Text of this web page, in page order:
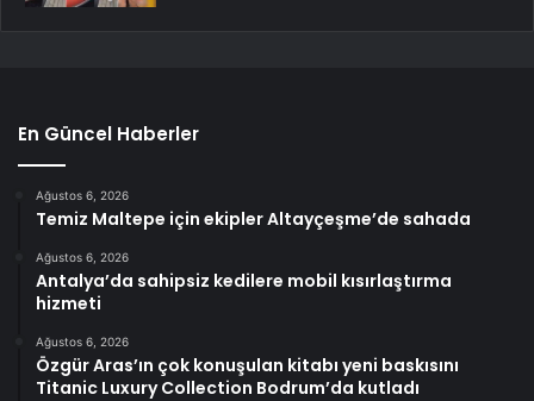
En Güncel Haberler
Ağustos 6, 2026
Temiz Maltepe için ekipler Altayçeşme’de sahada
Ağustos 6, 2026
Antalya’da sahipsiz kedilere mobil kısırlaştırma
hizmeti
Ağustos 6, 2026
Özgür Aras’ın çok konuşulan kitabı yeni baskısını
Titanic Luxury Collection Bodrum’da kutladı